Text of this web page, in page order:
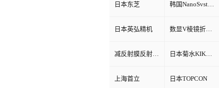
日本东芝 韩国NanoSvstem
日本英弘精机 数显V棱镜折射率测试仪
减反射膜反射比智能测试仪 日本菊水KIKUSUI
上海首立 日本TOPCON